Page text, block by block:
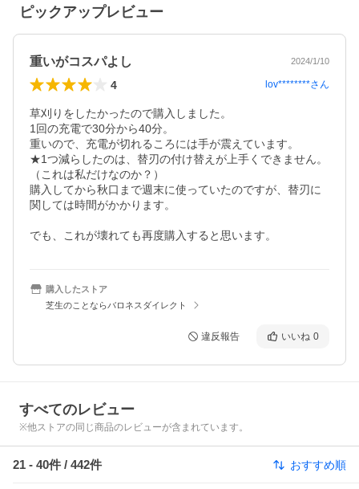
ピックアップレビュー
重いがコスパよし 2024/1/10
4 lov********さん
草刈りをしたかったので購入しました。
1回の充電で30分から40分。
重いので、充電が切れるころには手が震えています。
★1つ減らしたのは、替刃の付け替えが上手くできません。
（これは私だけなのか？）
購入してから秋口まで週末に使っていたのですが、替刃に
関しては時間がかかります。
でも、これが壊れても再度購入すると思います。
購入したストア
芝生のことならバロネスダイレクト
違反報告 いいね 0
すべてのレビュー
※他ストアの同じ商品のレビューが含まれています。
21 - 40件 / 442件 おすすめ順